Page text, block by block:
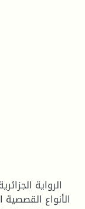
الرواية
الأنواع